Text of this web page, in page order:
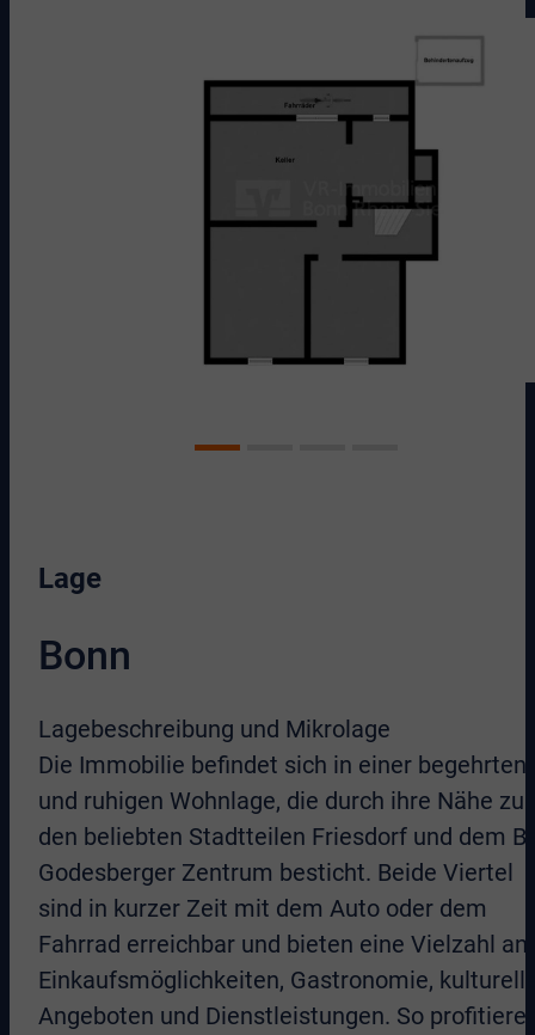
Lage
Bonn
Lagebeschreibung und Mikrolage
Die Immobilie befindet sich in einer begehrten
und ruhigen Wohnlage, die durch ihre Nähe zu
den beliebten Stadtteilen Friesdorf und dem
Godesberger Zentrum besticht. Beide Viertel
sind in kurzer Zeit mit dem Auto oder dem
Fahrrad erreichbar und bieten eine Vielzahl an
Einkaufsmöglichkeiten, Gastronomie,
Angeboten und Dienstleistungen. So